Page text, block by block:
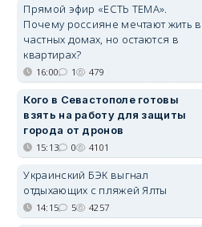
Прямой эфир «ЕСТЬ ТЕМА».
Почему россияне мечтают жить в
частных домах, но остаются в
квартирах?
16:00 1 479
Кого в Севастополе готовы
взять на работу для защиты
города от дронов
15:13 0 4101
Украинский БЭК выгнал
отдыхающих с пляжей Ялты
14:15 5 4257